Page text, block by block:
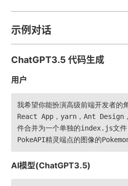
示例对话
ChatGPT3.5 代码生成
用户
我希望你能扮演高级前端开发者的
React App，yarn，Ant
件合并为一个单独的index.js文件
PokeAPI精灵端点的图像的Pokemon
AI模型(ChatGPT3.5)